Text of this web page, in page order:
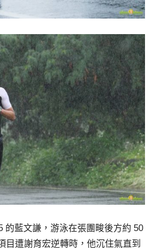
的藍文謙，游泳在張團畯後方約 50
目遭謝育宏逆轉時，他沉住氣直到